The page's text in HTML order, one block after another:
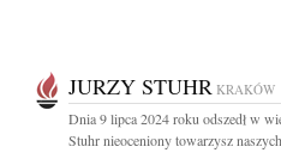
JURZY STUHR KRAKÓW
Dnia 9 lipca 2024 roku odszedł w
Stuhr nieoceniony towarzysz